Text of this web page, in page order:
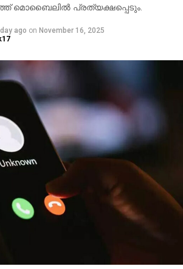
മൊബൈലില്‍ പ്രത്യക്ഷപ്പെടും.
ago on November 16, 2025